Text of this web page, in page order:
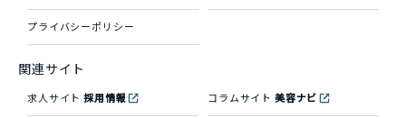
プライバシーポリシー
関連サイト
求人サイト採用情報 コラムサイト 美容ナビ